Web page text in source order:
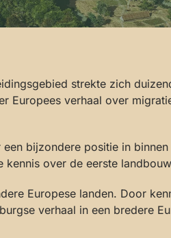
strekte zich
Europees verhaal over
bijzondere positie in
over de eerste
Europese landen. Door
verhaal in een bredere